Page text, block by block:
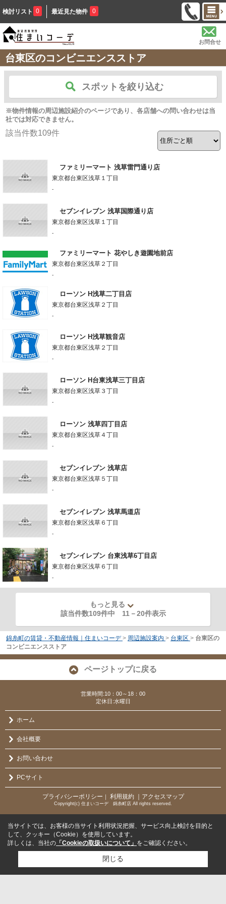
検討リスト 0 最近見た物件 0
お問合せ
台東区のコンビニエンスストア
スポットを絞り込む
※物件情報の周辺施設紹介のページであり、各店舗への問い合わせは当
社では対応できません。
該当件数109件
ファミリーマート 浅草雷門通り店
東京都台東区浅草１丁目
-
セブンイレブン 浅草国際通り店
東京都台東区浅草１丁目
-
ファミリーマート 花やしき遊園地前店
東京都台東区浅草２丁目
-
ローソン H浅草二丁目店
東京都台東区浅草２丁目
-
ローソン H浅草観音店
東京都台東区浅草２丁目
-
ローソン H台東浅草三丁目店
東京都台東区浅草３丁目
-
ローソン 浅草四丁目店
東京都台東区浅草４丁目
-
セブンイレブン 浅草店
東京都台東区浅草５丁目
-
セブンイレブン 浅草馬道店
東京都台東区浅草６丁目
-
セブンイレブン 台東浅草6丁目店
東京都台東区浅草６丁目
-
もっと見る
該当件数109件中 11 －20件表示
錦糸町の賃貸・不動産情報｜住まいコーデ > 周辺施設案内 > 台東区 > 台東区の
コンビニエンスストア
ページトップに戻る
営業時間:10：00～18：00
定休日:水曜日
ホーム
会社概要
お問い合わせ
PCサイト
プライバシーポリシー ｜ 利用規約 ｜アクセスマップ
Copyright(c) 住まいコーデ 錦糸町店 All rights reserved.
当サイトでは、お客様の当サイト利用状況把握、サービス向上検討を目的と
して、クッキー（Cookie）を使用しています。
詳しくは、当社の 「Cookieの取扱いについて」 をご確認ください。
閉じる